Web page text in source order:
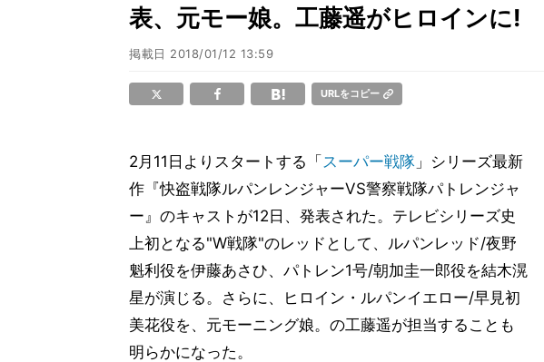
表、元モー娘。工藤遥がヒロインに!
掲載日 2018/01/12 13:59
URLをコピー
2月11日よりスタートする「 スーパー戦隊 」シリーズ最新
作『快盗戦隊ルパンレンジャーVS警察戦隊パトレンジャ
ー』のキャストが12日、発表された。テレビシリーズ史
上初となる"W戦隊"のレッドとして、ルパンレッド/夜野
魁利役を伊藤あさひ、パトレン1号/朝加圭一郎役を結木滉
星が演じる。さらに、ヒロイン・ルパンイエロー/早見初
美花役を、元モーニング娘。の工藤遥が担当することも
明らかになった。